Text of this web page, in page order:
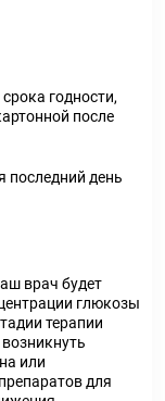
годности,
после
последний день
врач будет
глюкозы
терапии
или
для